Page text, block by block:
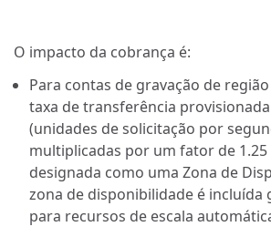
O impacto da cobrança é:
Para contas de gravação de
taxa de transferência
(unidades de solicitação por
multiplicadas por um fator de 1.25
designada como uma Zona de
zona de disponibilidade é
para recursos de escala